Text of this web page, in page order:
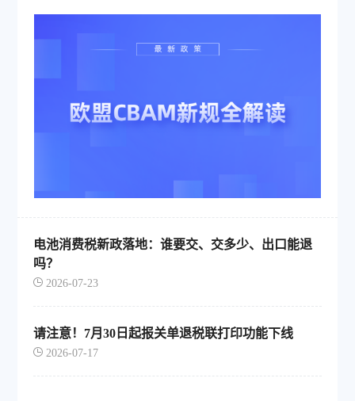
电池消费税新政落地：谁要交、交多少、出口能退
吗？
2026-07-23
请注意！7月30日起报关单退税联打印功能下线
2026-07-17